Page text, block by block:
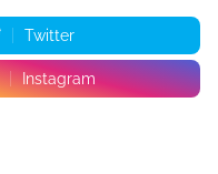
Twitter
Instagram